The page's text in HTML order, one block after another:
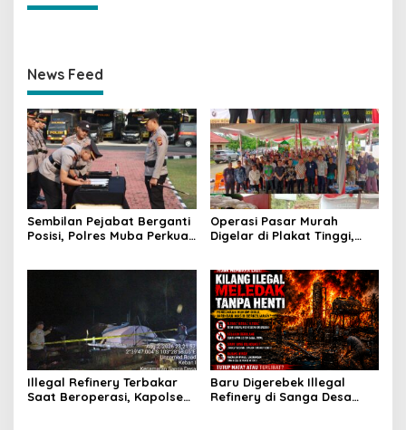
News Feed
Sembilan Pejabat Berganti
Posisi, Polres Muba Perkuat
Operasi Pasar Murah
Digelar di Plakat Tinggi,
Beban Warga
Illegal Refinery Terbakar
Saat Beroperasi, Kapolsek
Baru Digerebek Illegal
Refinery di Sanga Desa